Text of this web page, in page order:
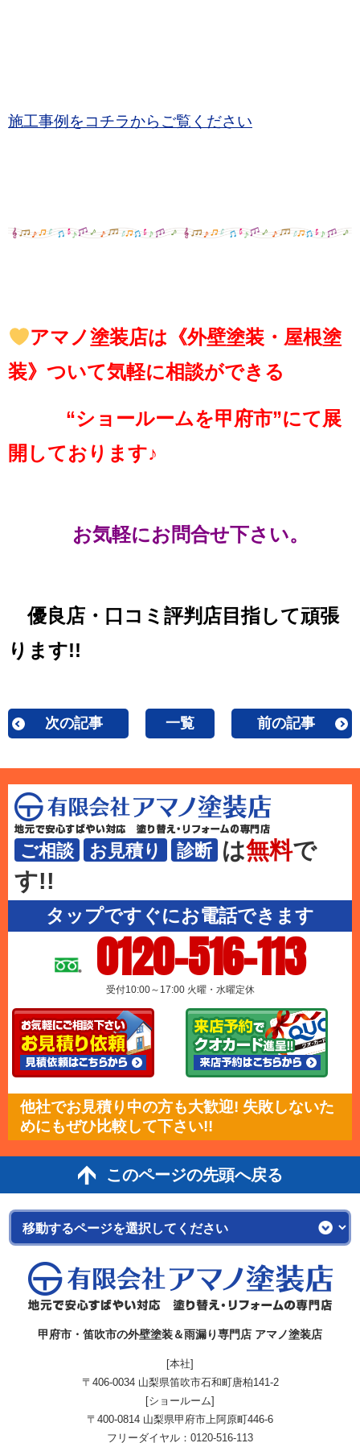
施工事例をコチラからご覧ください
アマノ塗装店は《外壁塗装・屋根塗
装》ついて気軽に相談ができる
“ショールームを甲府市”にて展
開しております♪
お気軽にお問合せ下さい。
優良店・口コミ評判店目指して頑張
ります!!
次の記事 一覧 前の記事
ご相談 お見積り 診断 は無料で
す!!
タップですぐにお電話できます
0120-516-113
受付10:00～17:00 火曜・水曜定休
他社でお見積り中の方も大歓迎! 失敗しないた
めにもぜひ比較して下さい!!
このページの先頭へ戻る
甲府市・笛吹市の外壁塗装＆雨漏り専門店 アマノ塗装店
[本社]
〒406-0034 山梨県笛吹市石和町唐柏141-2
[ショールーム]
〒400-0814 山梨県甲府市上阿原町446-6
フリーダイヤル： 0120-516-113